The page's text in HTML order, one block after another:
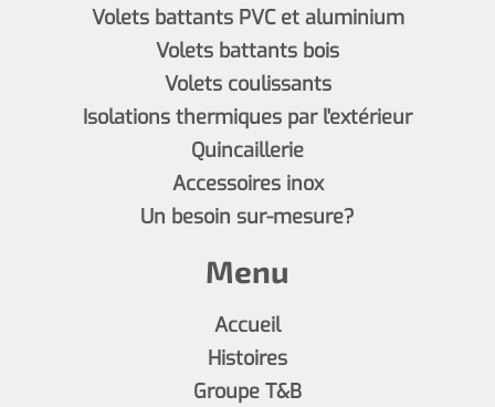
Volets battants PVC et aluminium
Volets battants bois
Volets coulissants
Isolations thermiques par l'extérieur
Quincaillerie
Accessoires inox
Un besoin sur-mesure?
Menu
Accueil
Histoires
Groupe T&B